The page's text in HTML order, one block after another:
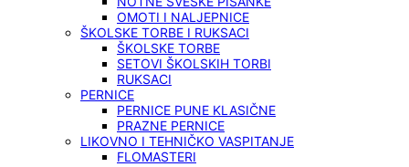
OMOTI I NALJEPNICE
ŠKOLSKE TORBE I RUKSACI
ŠKOLSKE TORBE
SETOVI ŠKOLSKIH TORBI
RUKSACI
PERNICE
PERNICE PUNE KLASIČNE
PRAZNE PERNICE
LIKOVNO I TEHNIČKO VASPITANJE
FLOMASTERI